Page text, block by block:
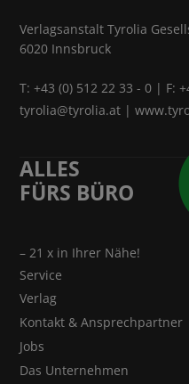
Verlagsanstalt Tyrolia
6020 Innsbruck
T:+43 (0) 512 22 33 - 0 | F:
tyrolia@tyrolia.at |
ALLES
FÜRS BÜRO
– 21 x in Ihrer Nähe!
Service
Verlag
Kontakt & Ansprechpartner
Jobs
Das Unternehmen